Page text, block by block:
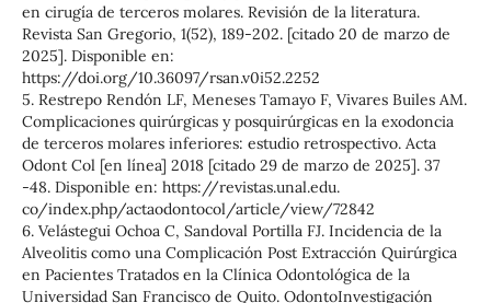
en cirugía de terceros molares. Revisión de la literatura.
Revista San Gregorio, 1(52), 189-202. [citado 20 de marzo de
2025]. Disponible en:
https://doi.org/10.36097/rsan.v0i52.2252
5. Restrepo Rendón LF, Meneses Tamayo F, Vivares Builes AM.
Complicaciones quirúrgicas y posquirúrgicas en la exodoncia
de terceros molares inferiores: estudio retrospectivo. Acta
Odont Col [en línea] 2018 [citado 29 de marzo de 2025]. 37
-48. Disponible en: https://revistas.unal.edu.
co/index.php/actaodontocol/article/view/72842
6. Velástegui Ochoa C, Sandoval Portilla FJ. Incidencia de la
Alveolitis como una Complicación Post Extracción Quirúrgica
en Pacientes Tratados en la Clínica Odontológica de la
Universidad San Francisco de Quito. OdontoInvestigación